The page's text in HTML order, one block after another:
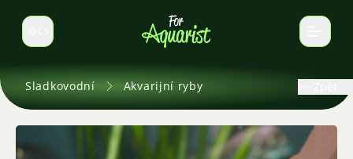
Select language
Sladkovodní Akvarijní ryby